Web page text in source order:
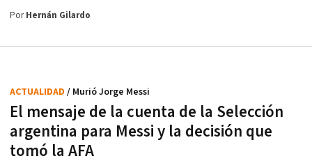
PorHernán Gilardo
El mensaje de la cuenta de la Selección
argentina para Messi y la decisión que
tomó la AFA
ACTUALIDAD / Murió Jorge Messi